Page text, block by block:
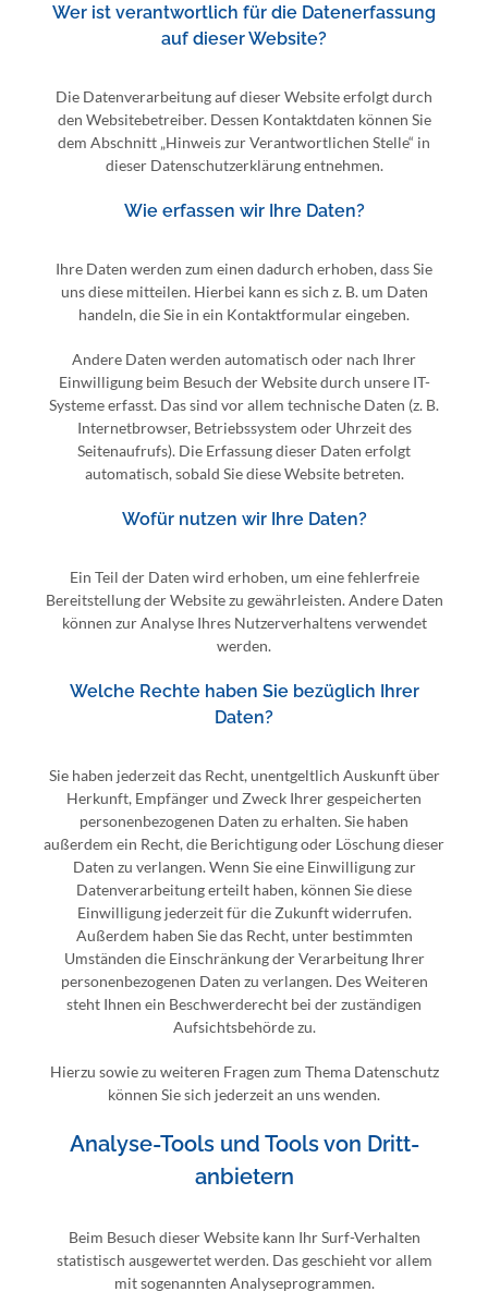
Wer ist verantwortlich für die Datenerfassung
auf dieser Website?
Die Datenverarbeitung auf dieser Website erfolgt durch
den Websitebetreiber. Dessen Kontaktdaten können Sie
dem Abschnitt „Hinweis zur Verantwortlichen Stelle“ in
dieser Datenschutzerklärung entnehmen.
Wie erfassen wir Ihre Daten?
Ihre Daten werden zum einen dadurch erhoben, dass Sie
uns diese mitteilen. Hierbei kann es sich z. B. um Daten
handeln, die Sie in ein Kontaktformular eingeben.
Andere Daten werden automatisch oder nach Ihrer
Einwilligung beim Besuch der Website durch unsere IT-
Systeme erfasst. Das sind vor allem technische Daten (z. B.
Internetbrowser, Betriebssystem oder Uhrzeit des
Seitenaufrufs). Die Erfassung dieser Daten erfolgt
automatisch, sobald Sie diese Website betreten.
Wofür nutzen wir Ihre Daten?
Ein Teil der Daten wird erhoben, um eine fehlerfreie
Bereitstellung der Website zu gewährleisten. Andere Daten
können zur Analyse Ihres Nutzerverhaltens verwendet
werden.
Welche Rechte haben Sie bezüglich Ihrer
Daten?
Sie haben jederzeit das Recht, unentgeltlich Auskunft über
Herkunft, Empfänger und Zweck Ihrer gespeicherten
personenbezogenen Daten zu erhalten. Sie haben
außerdem ein Recht, die Berichtigung oder Löschung dieser
Daten zu verlangen. Wenn Sie eine Einwilligung zur
Datenverarbeitung erteilt haben, können Sie diese
Einwilligung jederzeit für die Zukunft widerrufen.
Außerdem haben Sie das Recht, unter bestimmten
Umständen die Einschränkung der Verarbeitung Ihrer
personenbezogenen Daten zu verlangen. Des Weiteren
steht Ihnen ein Beschwerderecht bei der zuständigen
Aufsichtsbehörde zu.
Hierzu sowie zu weiteren Fragen zum Thema Datenschutz
können Sie sich jederzeit an uns wenden.
Analyse-Tools und Tools von Dritt­
anbietern
Beim Besuch dieser Website kann Ihr Surf-Verhalten
statistisch ausgewertet werden. Das geschieht vor allem
mit sogenannten Analyseprogrammen.